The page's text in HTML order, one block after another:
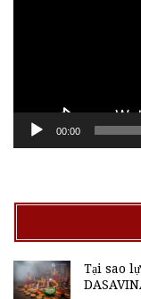
00:00
Tại sao